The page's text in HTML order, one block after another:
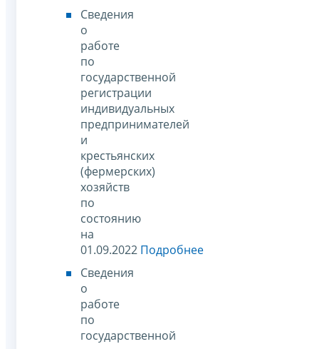
Сведения
о
работе
по
государственной
регистрации
индивидуальных
предпринимателей
и
крестьянских
(фермерских)
хозяйств
по
состоянию
на
01.09.2022 Подробнее
Сведения
о
работе
по
государственной